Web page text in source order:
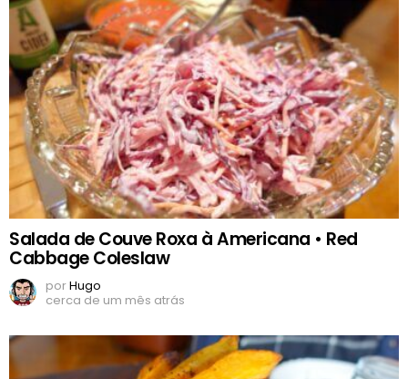
Salada de Couve Roxa à Americana • Red
Cabbage Coleslaw
porHugo
cerca de um mês atrás